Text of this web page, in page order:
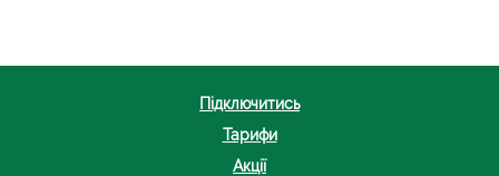
Підключитись
Тарифи
Акції